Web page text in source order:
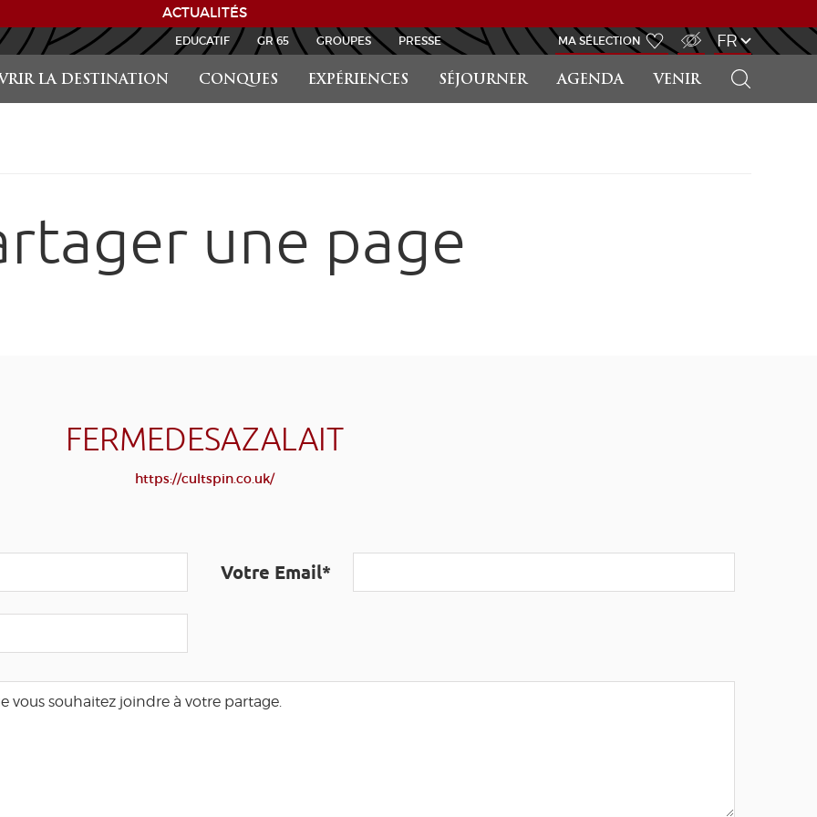
ACTUALITÉS
LA DESTINATION CONQUES EXPÉRIENCES SÉJOURNER AGENDA VENIR
EDUCATIF GR 65 GROUPES PRESSE MA SÉLECTION FR
une page
FERMEDESAZALAIT
https://cultspin.co.uk/
Votre Email*